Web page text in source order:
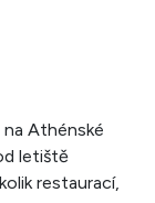
Athénské
letiště
restaurací,